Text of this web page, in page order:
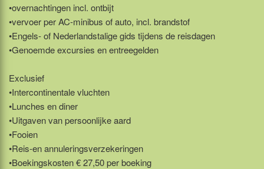
•overnachtingen incl. ontbijt
•vervoer per AC-minibus of auto, incl. brandstof
•Engels- of Nederlandstalige gids tijdens de reisdagen
•Genoemde excursies en entreegelden
Exclusief
•Intercontinentale vluchten
•Lunches en diner
•Uitgaven van persoonlijke aard
•Fooien
•Reis-en annuleringsverzekeringen
•Boekingskosten € 27,50 per boeking